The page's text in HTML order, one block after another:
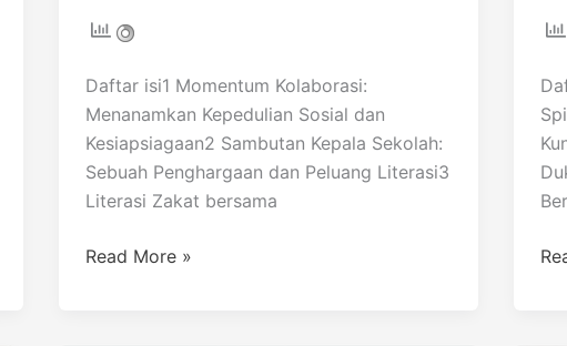
Daftar isi1 Momentum Kolaborasi:
Menanamkan Kepedulian Sosial dan
Kesiapsiagaan2 Sambutan Kepala Sekolah:
Sebuah Penghargaan dan Peluang Literasi3
Literasi Zakat bersama
Read More »